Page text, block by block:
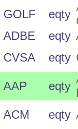
GOLF eqty
ADBE eqty
CVSA eqty
AAP eqty
ACM eqty